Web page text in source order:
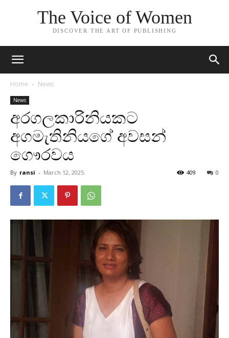
The Voice of Women
DISCOVER THE ART OF PUBLISHING
Home News
News
අරගලකාරිනියකට
අගමැතිනියගේ අවසන්
ගෞරවය
By ransi - March 12, 2025 0
409